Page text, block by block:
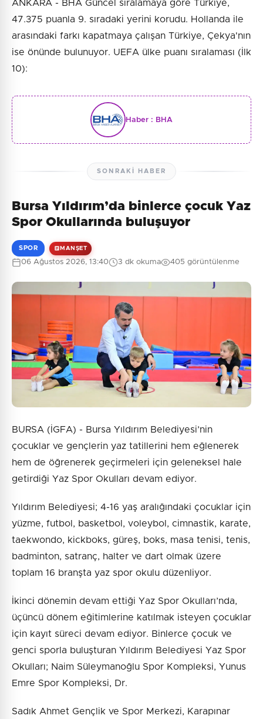
ANKARA - BHA Güncel sıralamaya göre Türkiye,
47.375 puanla 9. sıradaki yerini korudu. Hollanda ile
arasındaki farkı kapatmaya çalışan Türkiye, Çekya'nın
ise önünde bulunuyor. UEFA ülke puanı sıralaması (İlk
10):
Haber : BHA
SONRAKI HABER
Bursa Yıldırım’da binlerce çocuk Yaz
Spor Okullarında buluşuyor
SPOR MANŞET
06 Ağustos 2026, 13:40 3 dk okuma 405 görüntülenme
BURSA (İGFA) - Bursa Yıldırım Belediyesi’nin
çocuklar ve gençlerin yaz tatillerini hem eğlenerek
hem de öğrenerek geçirmeleri için geleneksel hale
getirdiği Yaz Spor Okulları devam ediyor.
Yıldırım Belediyesi; 4-16 yaş aralığındaki çocuklar için
yüzme, futbol, basketbol, voleybol, cimnastik, karate,
taekwondo, kickboks, güreş, boks, masa tenisi, tenis,
badminton, satranç, halter ve dart olmak üzere
toplam 16 branşta yaz spor okulu düzenliyor.
İkinci dönemin devam ettiği Yaz Spor Okulları’nda,
üçüncü dönem eğitimlerine katılmak isteyen çocuklar
için kayıt süreci devam ediyor. Binlerce çocuk ve
genci sporla buluşturan Yıldırım Belediyesi Yaz Spor
Okulları; Naim Süleymanoğlu Spor Kompleksi, Yunus
Emre Spor Kompleksi, Dr.
Sadık Ahmet Gençlik ve Spor Merkezi, Karapınar